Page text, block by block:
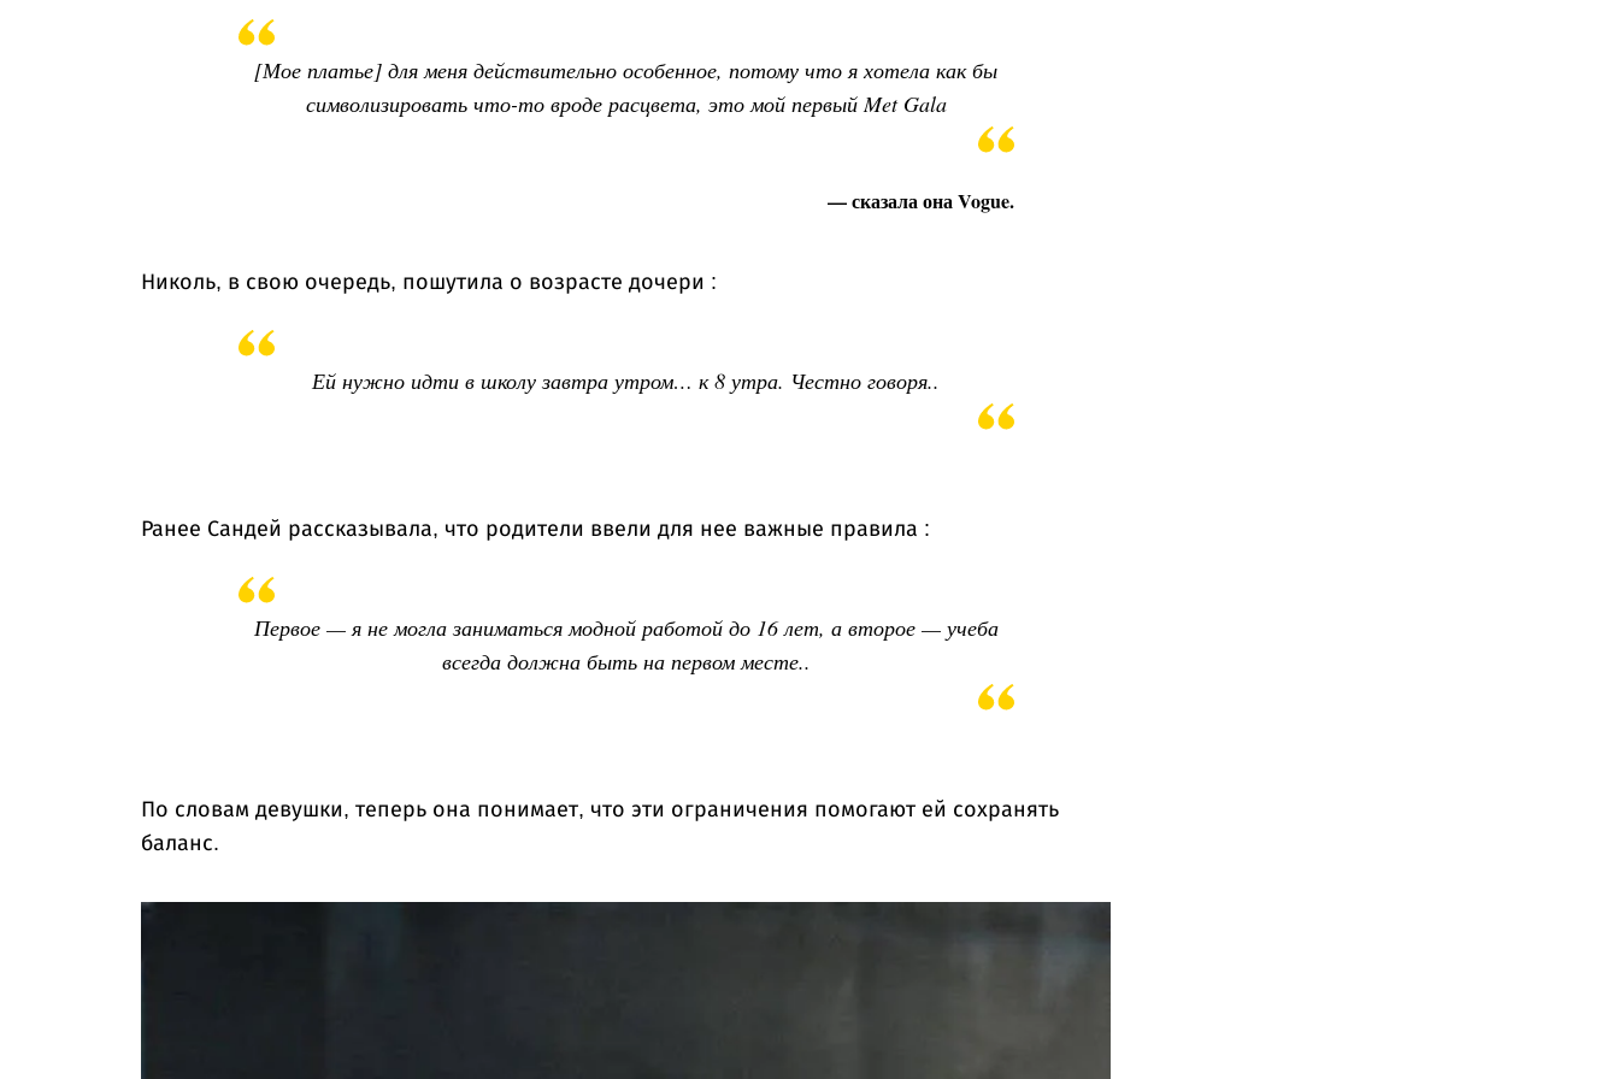
[Мое платье] для меня действительно особенное, потому что я хотела как бы
символизировать что-то вроде расцвета, это мой первый Met Gala
— сказала она Vogue.
Николь, в свою очередь, пошутила о возрасте дочери :
Ей нужно идти в школу завтра утром… к 8 утра. Честно говоря..
Ранее Сандей рассказывала, что родители ввели для нее важные правила :
Первое — я не могла заниматься модной работой до 16 лет, а второе — учеба
всегда должна быть на первом месте..
По словам девушки, теперь она понимает, что эти ограничения помогают ей сохранять
баланс.